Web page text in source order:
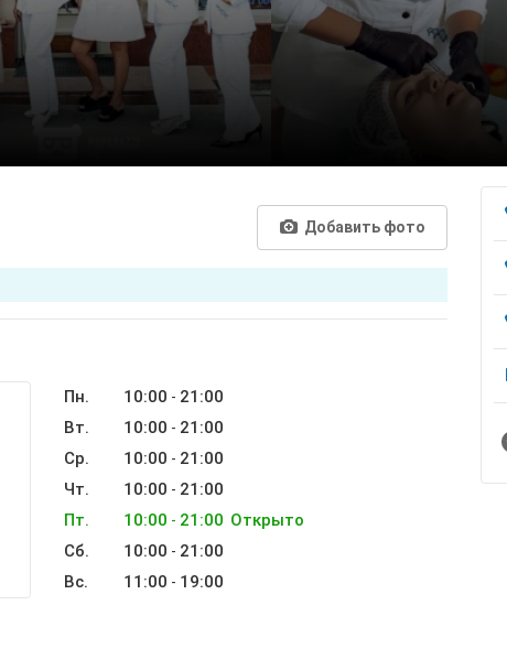
Добавить фото
Пн. 10:00 - 21:00
Вт.
10:00 - 21:00
Ср.
10:00 - 21:00
Чт.
10:00 - 21:00
Пт.
10:00 - 21:00 Открыто
Сб.
10:00 - 21:00
Вс.
11:00 - 19:00